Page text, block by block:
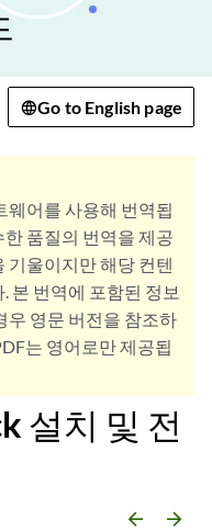
Go to English page
웨어를 사용해 번역됩
품질의 번역을 제공
기울이지만 해당 컨텐
본 번역에 포함된 정보
우 영문 버전을 참조하
는 영어로만 제공됩
설치 및 전
arrow_backward arrow_forward